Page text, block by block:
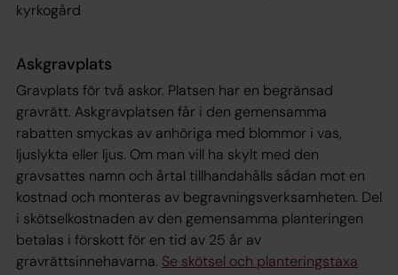
kyrkogård
Askgravplats
Gravplats för två askor. Platsen har en begränsad
gravrätt. Askgravplatsen får i den gemensamma
rabatten smyckas av anhöriga med blommor i vas,
ljuslykta eller ljus. Om man vill ha skylt med den
gravsattes namn och årtal tillhandahålls sådan mot en
kostnad och monteras av begravningsverksamheten. Del
i skötselkostnaden av den gemensamma planteringen
betalas i förskott för en tid av 25 år av
gravrättsinnehavarna. Se skötsel och planteringstaxa